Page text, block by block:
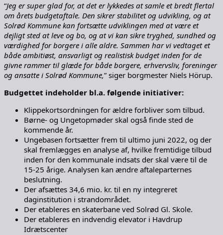
“Jeg er super glad for, at det er lykkedes at samle et bredt flertal
om årets budgetaftale. Den sikrer stabilitet og udvikling, og at
Solrød Kommune kan fortsætte udviklingen med at være et
dejligt sted at leve og bo, og at vi kan sikre tryghed, sundhed og
værdighed for borgere i alle aldre. Sammen har vi vedtaget et
både ambitiøst, ansvarligt og realistisk budget inden for de
givne rammer til glæde for både borgere, erhvervsliv, foreninger
og ansatte i Solrød Kommune,” siger borgmester Niels Hörup.
Budgettet indeholder bl.a. følgende initiativer:
Klippekortsordningen for ældre forbliver som tilbud.
Børne- og Ungetopmøder skal også finde sted de
kommende år.
Ungebasen fortsætter frem til ultimo juni 2022, og der
skal fremlægges en analyse af, hvilke fremtidige tilbud
inden for den kommunale indsats der skal være til de
15-25 årige. Analysen kan ændre aftaleparternes
beslutning.
Der afsættes 34,6 mio. kr. til en ny integreret
daginstitution i strandområdet.
Der etableres en skaterbane ved Solrød Gl. Skole.
Der etableres en indvendig elevator i Havdrup
Idrætscenter